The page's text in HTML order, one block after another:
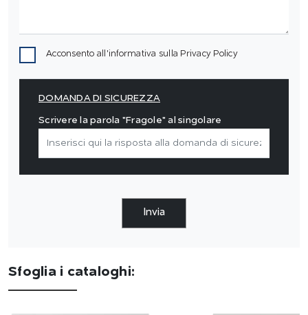
Acconsento all'informativa sulla Privacy Policy
DOMANDA DI SICUREZZA
Scrivere la parola "Fragole" al singolare
Invia
Sfoglia i cataloghi: